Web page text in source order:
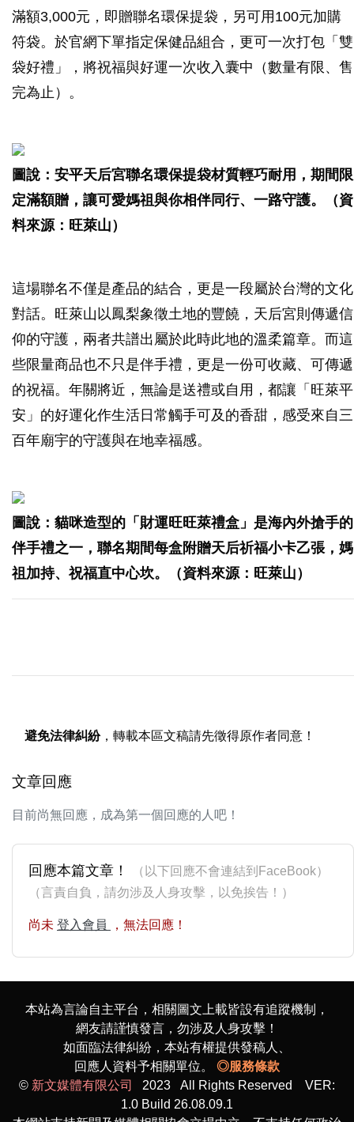
滿額3,000元，即贈聯名環保提袋，另可用100元加購
符袋。於官網下單指定保健品組合，更可一次打包「雙
袋好禮」，將祝福與好運一次收入囊中（數量有限、售
完為止）。
圖說：安平天后宮聯名環保提袋材質輕巧耐用，期間限
定滿額贈，讓可愛媽祖與你相伴同行、一路守護。（資
料來源：旺萊山）
這場聯名不僅是產品的結合，更是一段屬於台灣的文化
對話。旺萊山以鳳梨象徵土地的豐饒，天后宮則傳遞信
仰的守護，兩者共譜出屬於此時此地的溫柔篇章。而這
些限量商品也不只是伴手禮，更是一份可收藏、可傳遞
的祝福。年關將近，無論是送禮或自用，都讓「旺萊平
安」的好運化作生活日常觸手可及的香甜，感受來自三
百年廟宇的守護與在地幸福感。
圖說：貓咪造型的「財運旺旺萊禮盒」是海內外搶手的
伴手禮之一，聯名期間每盒附贈天后祈福小卡乙張，媽
祖加持、祝福直中心坎。（資料來源：旺萊山）
避免法律糾紛，轉載本區文稿請先徵得原作者同意！
文章回應
目前尚無回應，成為第一個回應的人吧！
回應本篇文章！
（以下回應不會連結到FaceBook）
（言責自負，請勿涉及人身攻擊，以免挨告！）
尚未 登入會員 ，無法回應！
本站為言論自主平台，相關圖文上載皆設有追蹤機制，
網友請謹慎發言，勿涉及人身攻擊！
如面臨法律糾紛，本站有權提供發稿人、
回應人資料予相關單位。 ◎服務條款
© 新文媒體有限公司
2023 All Rights Reserved VER:
1.0 Build 26.08.09.1